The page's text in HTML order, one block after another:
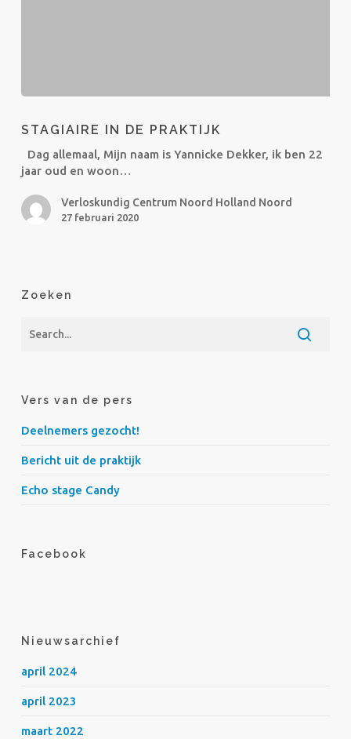
de
praktijk
STAGIAIRE IN DE PRAKTIJK
Dag allemaal, Mijn naam is Yannicke Dekker, ik ben 22
jaar oud en woon…
Verloskundig Centrum Noord Holland Noord
27 februari 2020
Zoeken
Vers van de pers
Deelnemers gezocht!
Bericht uit de praktijk
Echo stage Candy
Facebook
Nieuwsarchief
april 2024
april 2023
maart 2022